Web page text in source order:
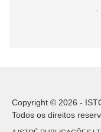
Copyright © 2026 -
Todos os direitos